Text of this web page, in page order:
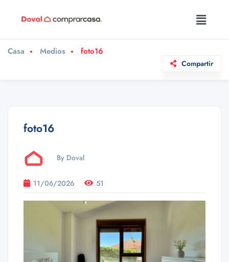
Casa Medios foto16
Compartir
foto16
By Doval
11/06/2026 51